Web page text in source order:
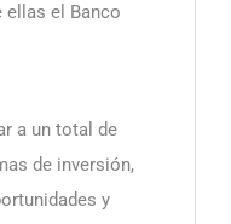
ellas el Banco
a un total de
de inversión,
y